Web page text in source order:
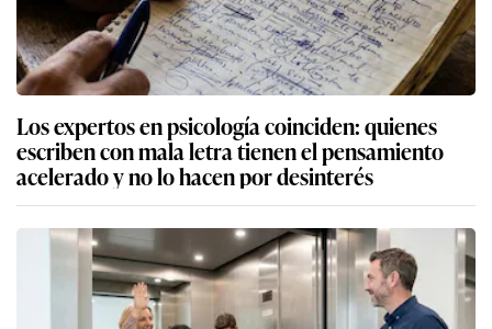
Los expertos en psicología coinciden: quienes
escriben con mala letra tienen el pensamiento
acelerado y no lo hacen por desinterés